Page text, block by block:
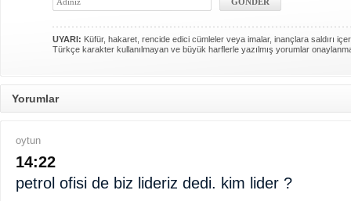
UYARI: Küfür, hakaret, rencide edici cümleler veya imalar, inançlara saldırı
Türkçe karakter kullanılmayan ve büyük harflerle yazılmış yorumlar
Yorumlar
oytun
14:22
petrol ofisi de biz lideriz dedi. kim lider ?